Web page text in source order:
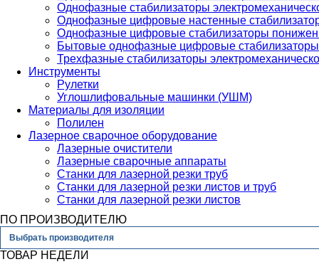
Однофазные стабилизаторы
Однофазные цифровые настенные
Однофазные цифровые стабилизаторы
Бытовые однофазные цифровые стабилизаторы
Трехфазные стабилизаторы
Инструменты
Рулетки
Углошлифовальные машинки (УШМ)
Материалы для изоляции
Полилен
Лазерное сварочное оборудование
Лазерные очистители
Лазерные сварочные аппараты
Станки для лазерной резки труб
Станки для лазерной резки листов и труб
Станки для лазерной резки листов
ПО ПРОИЗВОДИТЕЛЮ
Выбрать производителя
ТОВАР НЕДЕЛИ